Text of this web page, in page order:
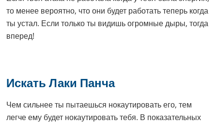
то менее вероятно, что они будет работать теперь когда
ты устал. Если только ты видишь огромные дыры, тогда
вперед!
Искать Лаки Панча
Чем сильнее ты пытаешься нокаутировать его, тем
легче ему будет нокаутировать тебя. В показательных